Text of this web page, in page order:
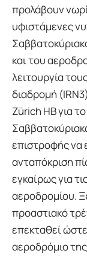
προλάβουν
υφιστάμενες
και του
λειτουργία
διαδρομή
Zürich HB για
επιστροφής να
ανταπόκριση
εγκαίρως για
αεροδρομίου.
προαστιακό
επεκταθεί
αεροδρόμιο